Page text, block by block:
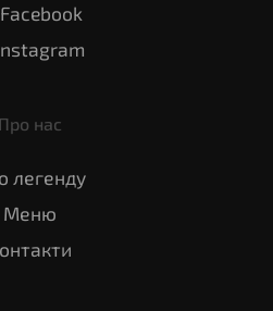
Facebook
Про нас
легенду
Меню